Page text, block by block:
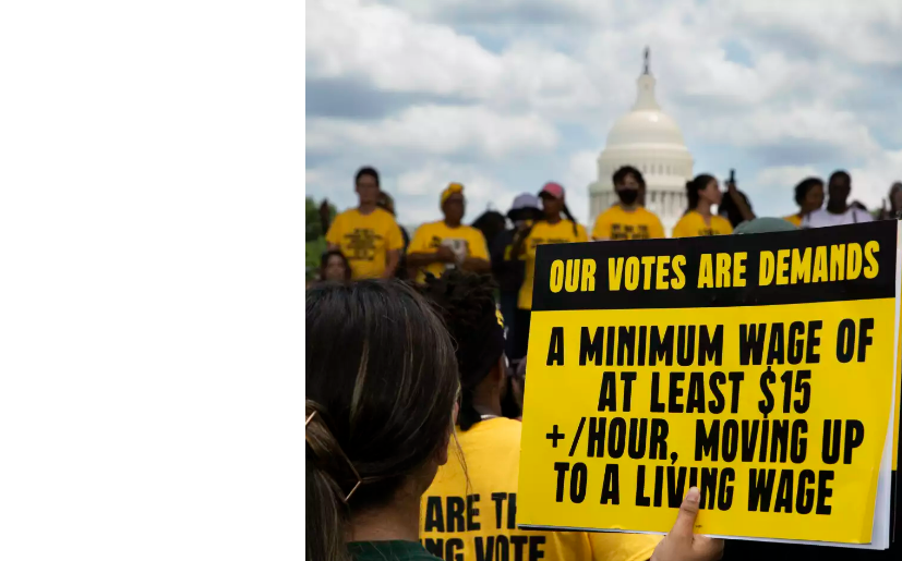
參與下一波全球科技革命
近期曾送禮給下列會員
可送禮額度： 每月 1 號更新可送禮次數
發送禮物
您確定要花費 NT49 元
將此文章以禮物的形式送給朋友嗎
再想一下
留言連結
留言文字開放授權 留言文字開放引用
存為草稿 提交
規則說明
✓ 會員專屬 8 折活動報名優惠
已經是付費會員？登入繼續閱讀